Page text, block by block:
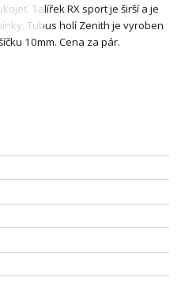
Talířek RX sport je širší a je
Tubus holí Zenith je vyroben
10mm. Cena za pár.